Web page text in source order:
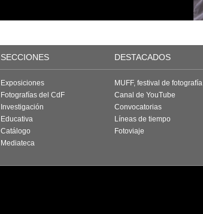
SECCIONES DESTACADOS
Exposiciones
Fotografías del CdF
Investigación
Educativa
Catálogo
Mediateca
MUFF, festival de fotografía
Canal de YouTube
Convocatorias
Líneas de tiempo
Fotoviaje